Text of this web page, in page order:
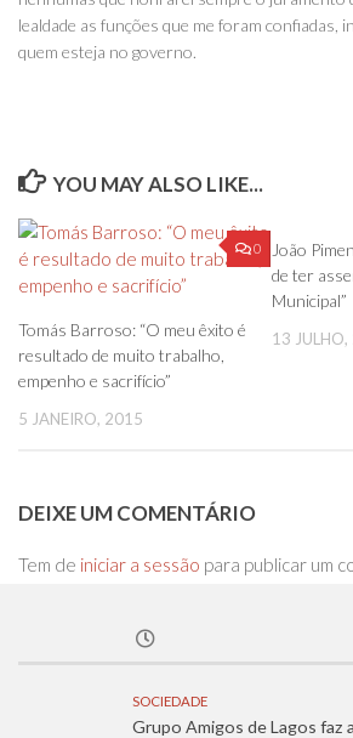
lealdade as funções que me foram confiadas,
quem esteja no governo.
YOU MAY ALSO LIKE...
0
Tomás Barroso: “O meu êxito é
resultado de muito trabalho,
empenho e sacrifício”
5 JANEIRO, 2015
João
de ter
Municipal”
13
DEIXE UM COMENTÁRIO
Tem de iniciar a sessão para publicar um
SOCIEDADE
Grupo Amigos de Lagos faz